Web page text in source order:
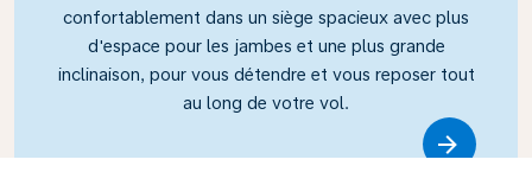
confortablement dans un siège spacieux avec plus
d'espace pour les jambes et une plus grande
inclinaison, pour vous détendre et vous reposer tout
au long de votre vol.